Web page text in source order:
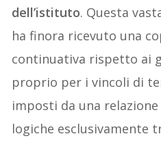
dell’istituto. Questa
ha finora ricevuto una
continuativa rispetto ai
proprio per i vincoli di
imposti da una
logiche esclusivamente